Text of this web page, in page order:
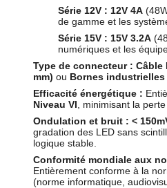
Série 12V : 12V 4A
de gamme et les
Série 15V : 15V 3.2A
numériques et les
Type de connecteur : Câble
mm) ou Bornes
Efficacité énergétique :
Niveau VI , minimisant la
Ondulation et bruit : <
gradation des LED sans
logique stable.
Conformité mondiale aux
Entièrement conforme à la
(norme informatique,